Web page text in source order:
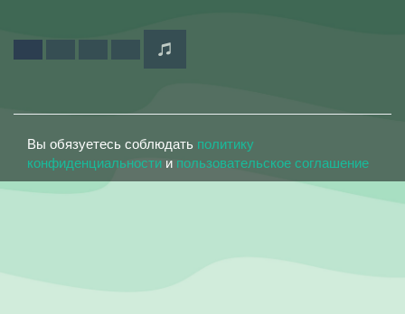
Вы обязуетесь соблюдать политику
конфиденциальности и пользовательское соглашение